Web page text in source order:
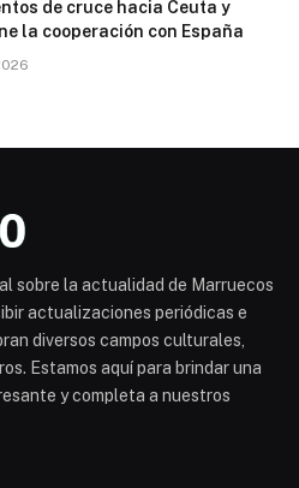
de cruce hacia Ceuta y
la cooperación con España
sobre la actualidad de Marruecos
actualizaciones periódicas e
diversos campos culturales,
Estamos aquí para brindar una
y completa a nuestros